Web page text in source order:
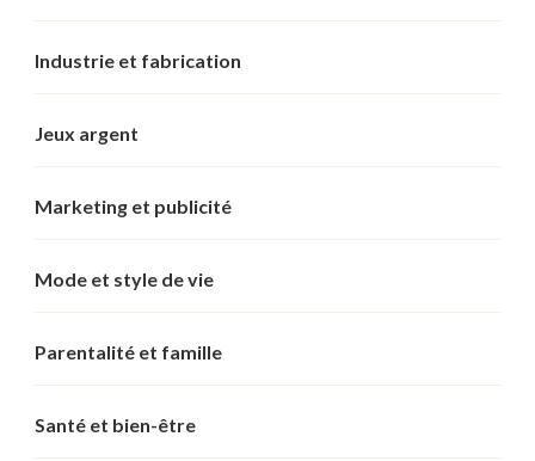
Industrie et fabrication
Jeux argent
Marketing et publicité
Mode et style de vie
Parentalité et famille
Santé et bien-être